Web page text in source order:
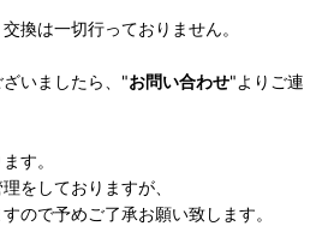
換は一切行っておりません。
いましたら、"お問い合わせ"よりご連
す。
をしておりますが、
ので予めご了承お願い致します。